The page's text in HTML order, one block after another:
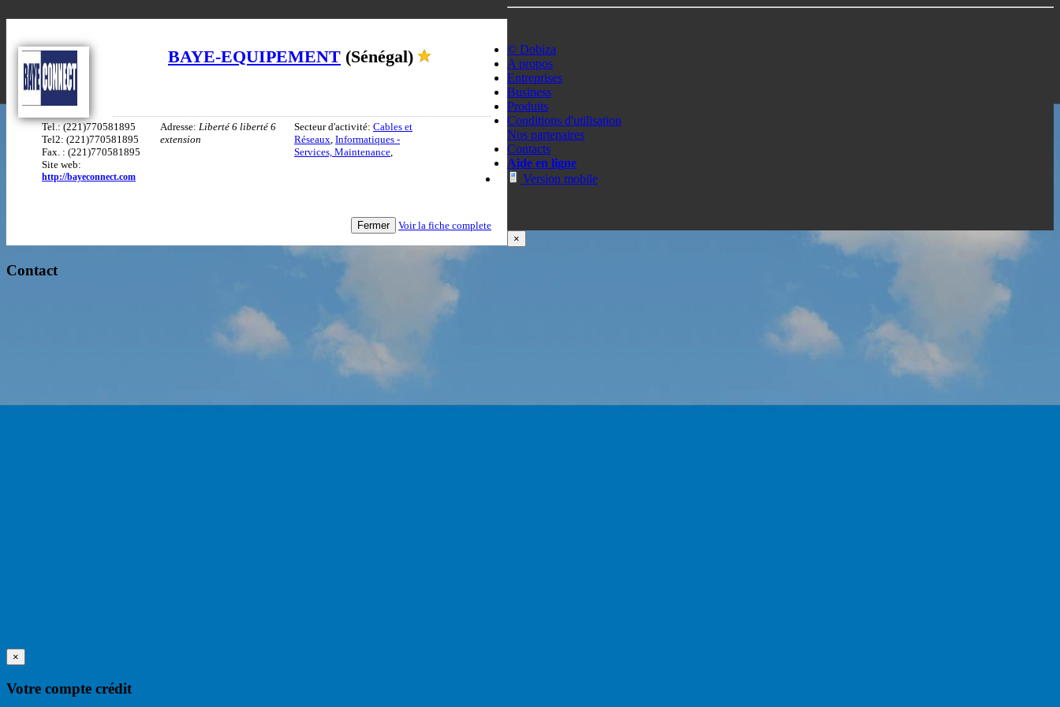
BAYE-EQUIPEMENT (Sénégal)
Tel.: (221)770581895
Tel2: (221)770581895
Fax. : (221)770581895
Site web:
http://bayeconnect.com
Adresse: Liberté 6 liberté 6
extension
Secteur d'activité: Cables et
Réseaux, Informatiques -
Services, Maintenance,
Fermer Voir la fiche complete
© Dobiza
A propos
Entreprises
Business
Produits
Conditions d'utilisation
Nos partenaires
Contacts
Aide en ligne
Version mobile
×
Contact
×
Votre compte crédit